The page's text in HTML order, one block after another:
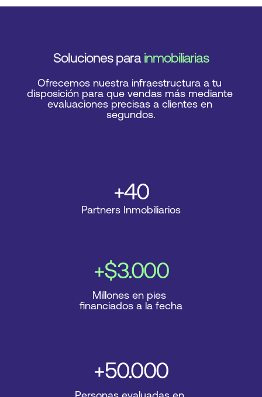
Soluciones para inmobiliarias
Ofrecemos nuestra infraestructura a tu
disposición para que vendas más mediante
evaluaciones precisas a clientes en
segundos.
+40
Partners Inmobiliarios
+$3.000
Millones en pies
financiados a la fecha
+50.000